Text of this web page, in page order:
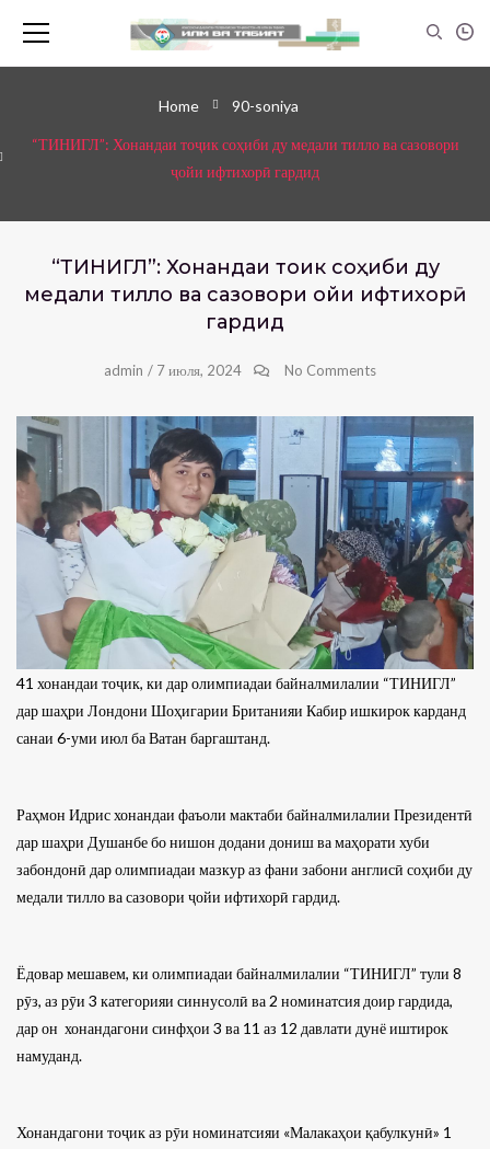
Home 90-soniya
“ТИНИГЛ”: Хонандаи тоҷик соҳиби ду медали тилло ва сазовори
ҷойи ифтихорӣ гардид
“ТИНИГЛ”: Хонандаи тоҷик соҳиби ду
медали тилло ва сазовори ҷойи ифтихорӣ
гардид
admin / 7 июля, 2024 No Comments
41 хонандаи тоҷик, ки дар олимпиадаи байналмилалии “ТИНИГЛ”
дар шаҳри Лондони Шоҳигарии Британияи Кабир ишкирок карданд
санаи 6-уми июл ба Ватан баргаштанд.
Раҳмон Идрис хонандаи фаъоли мактаби байналмилалии Президентӣ
дар шаҳри Душанбе бо нишон додани дониш ва маҳорати хуби
забондонӣ дар олимпиадаи мазкур аз фани забони англисӣ соҳиби ду
медали тилло ва сазовори ҷойи ифтихорӣ гардид.
Ёдовар мешавем, ки олимпиадаи байналмилалии “ТИНИГЛ” тули 8
рӯз, аз рӯи 3 категорияи синнусолӣ ва 2 номинатсия доир гардида,
дар он хонандагони синфҳои 3 ва 11 аз 12 давлати дунё иштирок
намуданд.
Хонандагони тоҷик аз рӯи номинатсияи «Малакаҳои қабулкунӣ» 1